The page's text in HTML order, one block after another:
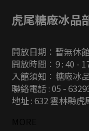
虎尾糖廠冰品
開放日期：暫無休
開放時間：9 : 40 -
入館須知：糖廠冰
聯絡電話 : 05 -
地址 : 632 雲林縣